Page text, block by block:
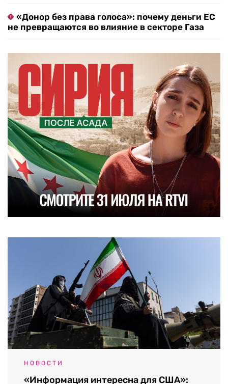
«Донор без права голоса»: почему деньги ЕС
не превращаются во влияние в секторе Газа
НОВОСТИ
«Информация интересна для США»: